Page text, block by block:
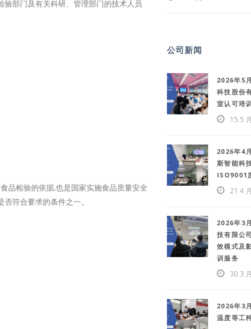
部门及有关科研、管理部门的技术人员
品检验的依据,也是国家实施食品质量安全
符合要求的条件之一。
公司新闻
2026年5
科技股份
室认可培
15 5
2026年4
斯智能科
ISO9001
21 4
2026年3
技有限公
效模式及
训服务
30 3
2026年3
温度等工